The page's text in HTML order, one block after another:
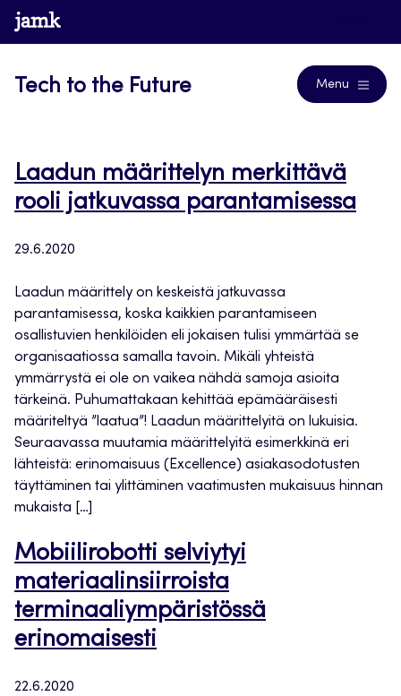
Siirry
suoraan
www.jamk.fi
Tech to the Future Menu
Laadun määrittelyn merkittävä
rooli jatkuvassa parantamisessa
29.6.2020
Laadun määrittely on keskeistä jatkuvassa
parantamisessa, koska kaikkien parantamiseen
osallistuvien henkilöiden eli jokaisen tulisi ymmärtää se
organisaatiossa samalla tavoin. Mikäli yhteistä
ymmärrystä ei ole on vaikea nähdä samoja asioita
tärkeinä. Puhumattakaan kehittää epämääräisesti
määriteltyä ”laatua”! Laadun määrittelyitä on lukuisia.
Seuraavassa muutamia määrittelyitä esimerkkinä eri
lähteistä: erinomaisuus (Excellence) asiakasodotusten
täyttäminen tai ylittäminen vaatimusten mukaisuus hinnan
mukaista […]
Mobiilirobotti selviytyi
materiaalinsiirroista
terminaaliympäristössä
erinomaisesti
22.6.2020